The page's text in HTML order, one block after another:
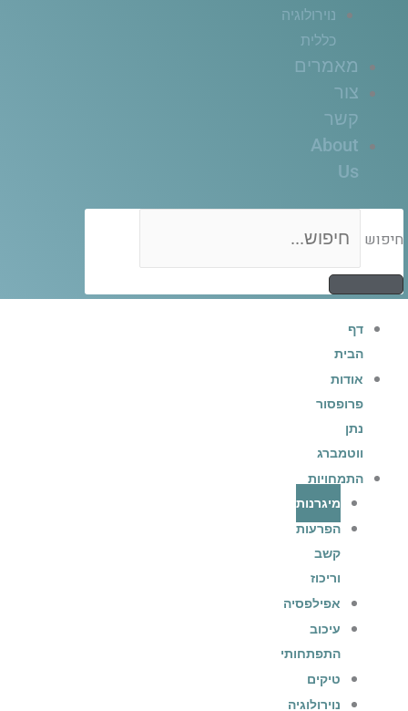
נוירולוגיה
כללית
מאמרים
צור
קשר
About
Us
חיפוש
דף
הבית
אודות
פרופסור
נתן
ווטמברג
התמחויות
מיגרנות
הפרעות
קשב
וריכוז
אפילפסיה
עיכוב
התפתחותי
טיקים
נוירולוגיה